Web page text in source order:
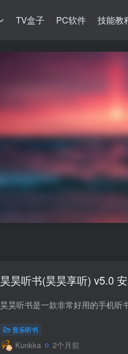
TV盒子 PC软件 技能教
昊昊听书(昊昊享听) v5.0
音乐听书
Kunkka 2个月前